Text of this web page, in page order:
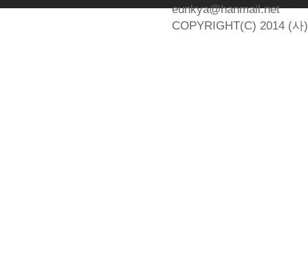
eunkya@hanmail.net
COPYRIGHT(C) 2014 (